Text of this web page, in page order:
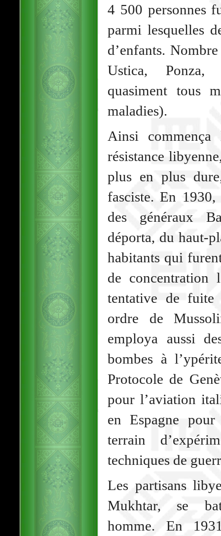
4 500 personnes
parmi lesquelles
d’enfants.
Ustica, Ponza,
quasiment tous
maladies).
Ainsi
résistance
plus en plus
fasciste. En
des généraux
déporta, du haut-
habitants qui
de
tentative de
ordre de
employa aussi
bombes à
Protocole de
pour l’aviation
en Espagne
terrain
techniques de
Les partisans
Mukhtar, se
homme. En